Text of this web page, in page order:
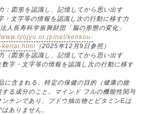
：図形を認識し、記憶してから思い出す
・文字等の情報を認識し次の行動に移す力
人長寿科学振興財団「脳の形態の変化」
net/kenkou-
keitai.html （2025年12月9日参照）
（図形を認識し、記憶してから思い出す
数字・文字等の情報を認識し次の行動に移す
に含まれる、特定の保健の目的（健康の維
する成分のこと。マインド フルの機能性関与
ンチンであり、ブドウ抽出物とビタミンEは
ありません。